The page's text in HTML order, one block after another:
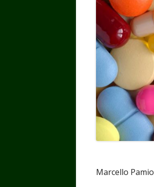
Marcello Pamio